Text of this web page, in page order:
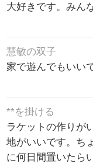
大好きです。みん
慧敏の双子
家で遊んでもいい
**を掛ける
ラケットの作りが
地がいいです。ち
に何日間置いたら